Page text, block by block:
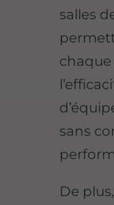
salles
sans
De